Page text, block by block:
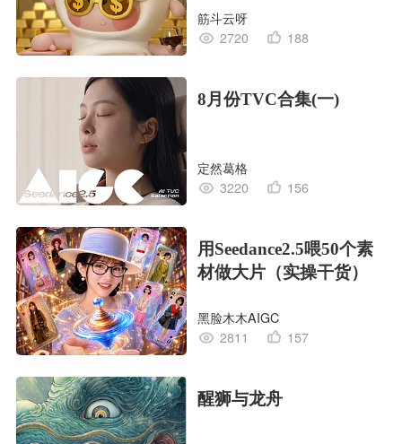
筋斗云呀
2720
188
8月份TVC合集(一)
定然葛格
3220
156
用Seedance2.5喂50个素
材做大片（实操干货）
黑脸木木AIGC
2811
157
醒狮与龙舟